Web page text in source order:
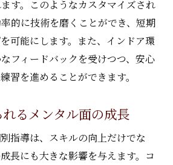
す。このようなカスタマイズされ
的に技術を磨くことができ、短期
可能にします。また、インドア環
フィードバックを受けつつ、安心
習を進めることができます。
るメンタル面の成長
指導は、スキルの向上だけでな
長にも大きな影響を与えます。コ